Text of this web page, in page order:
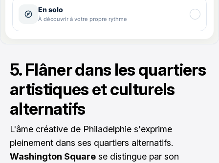
5. Flâner dans les quartiers
artistiques et culturels
alternatifs
L'âme créative de Philadelphie s'exprime
pleinement dans ses quartiers alternatifs.
Washington Square se distingue par son